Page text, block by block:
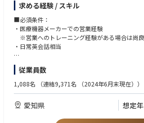
■業務内容：
・製品の特長を理解し、顧客に製品の価値を伝え
・ハンズオンツールの制作とそれを用いたトレ
・国内外営業拠点の営業・マーケティングへの
■関心領域：
■魅力／やりがい：
主に海外営業拠点を対象にした活動支援を通じ
理店との関係を構築し、自社製品の市場浸透を
ミュニケーションの場が豊富であり、海外での
求める経験 / スキル
■必須条件：
・医療機器メーカーでの営業経験
※営業へのトレーニング経験がある場合は尚
・日常英会話相当
■歓迎条件：
・Microsoft Office(Excel,Word,PowerPoint)使用
従業員数
1,088名 （連結9,371名 （2024年6月末現在））
愛知県 想定